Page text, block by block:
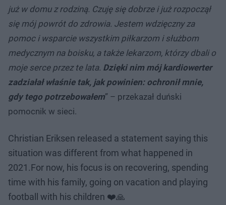
już w domu z rodziną. Czuję się dobrze i już rozpoczął
się mój powrót do zdrowia. Jestem wdzięczny za
pomoc i wsparcie wszystkim piłkarzom i służbom
medycznym na boisku, a także lekarzom, którzy dbali o
moje serce przez te lata. Dzięki nim mój kardiowerter
zadziałał właśnie tak, jak powinien: ochronił mnie,
gdy tego potrzebowałem” – przekazał duński
pomocnik w sieci.
Christian Eriksen released a statement saying this
situation was different from what happened in
2021.For now, his focus is on recovering, spending
time with his family, going on vacation and playing
football with his children ❤️🙏